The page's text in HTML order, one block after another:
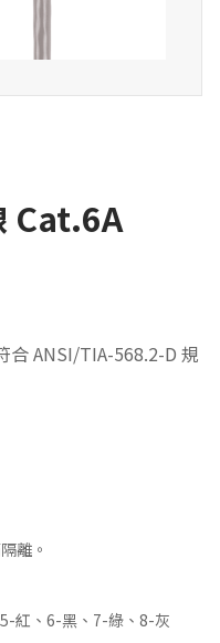
Cat.6A
合 ANSI/TIA-568.2-D 規
離。
紅、6-黑、7-綠、8-灰